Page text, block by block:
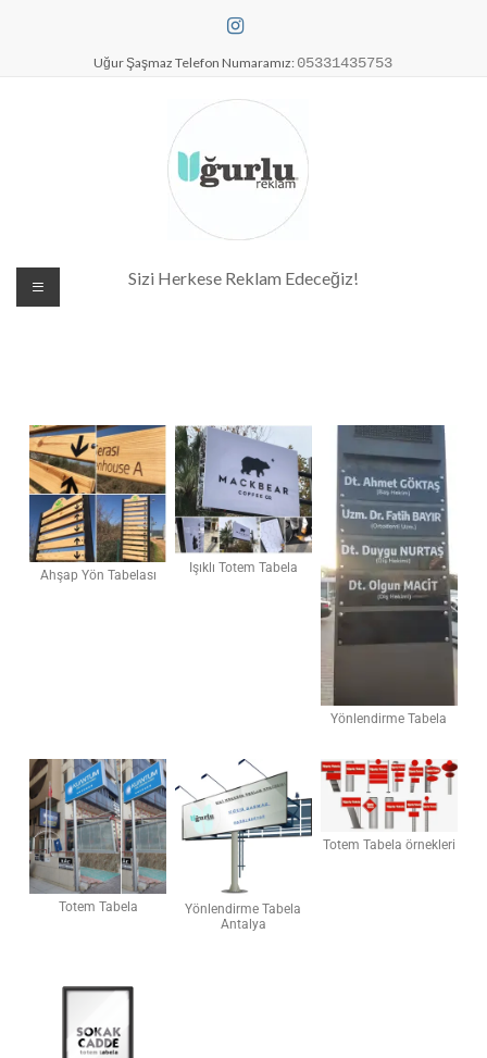
Uğur Şaşmaz Telefon Numaramız: 05331435753
Dijital Baskı Merkezi| Antalya
Reklam Baskı| Antalya Tabela
Sizi Herkese Reklam Edeceğiz!
Ahşap Yön Tabelası Işıklı Totem Tabela
Yönlendirme Tabela
Totem Tabela
Yönlendirme Tabela
Antalya
Totem Tabela örnekleri